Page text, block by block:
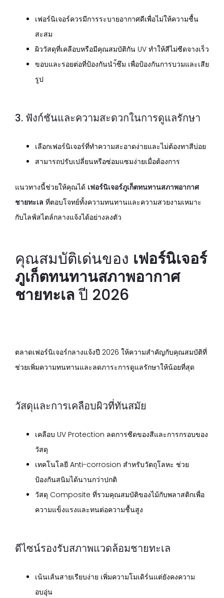
เฟอร์นิเจอร์ควรมีการระบายอากาศดีเพื่อไม่ให้ความชื้น
สะสม
ผิววัสดุที่เคลือบหรือมีคุณสมบัติกัน UV ทำให้สีไม่ซีดจางเร็ว
ขอบและรอยต่อที่ป้องกันนำ้ซึม เพื่อป้องกันการบวมและเสีย
รูป
3. ฟังก์ชันและความสะดวกในการดูแลรักษา
เลือกเฟอร์นิเจอร์ที่ทำความสะอาดง่ายและไม่ต้องทาสีบ่อย
สามารถปรับเปลี่ยนหรือซ่อมแซมง่ายเมื่อต้องการ
แนวทางนี้ช่วยให้คุณได้ เฟอร์นิเจอร์ภูเก็ตทนทานสภาพอากาศ
ชายทะเล ที่ตอบโจทย์ทั้งความทนทานและความสวยงามเหมาะ
กับไลฟ์สไตล์กลางแจ้งได้อย่างลงตัว
คุณสมบัติเด่นของ เฟอร์นิเจอร์
ภูเก็ตทนทานสภาพอากาศ
ชายทะเลปี 2026
ตลาดเฟอร์นิเจอร์กลางแจ้งปี 2026 ให้ความสำคัญกับคุณสมบัติที่
ช่วยเพิ่มความทนทานและลดภาระการดูแลรักษาให้น้อยที่สุด
วัสดุและการเคลือบผิวที่ทันสมัย
เคลือบ UV Protection ลดการซีดของสีและการกรอบของ
วัสดุ
เทคโนโลยี Anti-corrosion สำหรับวัตถุโลหะ ช่วย
ป้องกันสนิมได้นานกว่าปกติ
วัสดุ Composite ที่รวมคุณสมบัติของไม้กับพลาสติกเพื่อ
ความแข็งแรงและทนต่อความชื้นสูง
ดีไซน์รองรับสภาพแวดล้อมชายทะเล
เน้นเส้นสายเรียบง่าย เพิ่มความโมเดิร์นแต่ยังคงความ
อบอุ่น